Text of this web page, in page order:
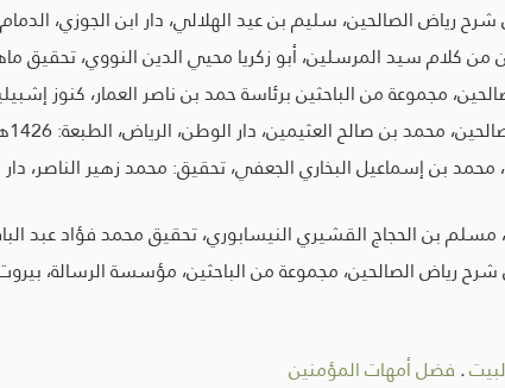
رياض الصالحين، سليم بن عيد الهلالي، دار ابن الجوزي، الدمام،
من كلام سيد المرسلين، أبو زكريا محيي الدين النووي، تحقيق ماهر
مجموعة من الباحثين برئاسة حمد بن ناصر العمار، كنوز إشبيليا،
محمد بن صالح العثيمين، دار الوطن، الرياض، الطبعة: 1426هـ.
محمد بن إسماعيل البخاري الجعفي، تحقيق: محمد زهير الناصر،
بن الحجاج القشيري النيسابوري، تحقيق محمد فؤاد عبد الباقي،
رياض الصالحين، مجموعة من الباحثين، مؤسسة الرسالة، بيروت،
. فضل أمهات المؤمنين